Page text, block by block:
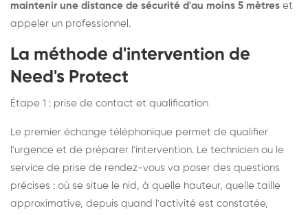
maintenir une distance de sécurité d'au moins 5 mètres et
appeler un professionnel.
La méthode d'intervention de
Need's Protect
Étape 1 : prise de contact et qualification
Le premier échange téléphonique permet de qualifier
l'urgence et de préparer l'intervention. Le technicien ou le
service de prise de rendez-vous va poser des questions
précises : où se situe le nid, à quelle hauteur, quelle taille
approximative, depuis quand l'activité est constatée,